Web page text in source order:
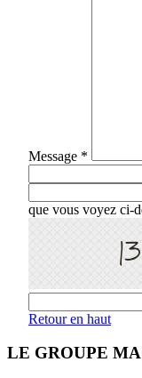
Message *
que vous voyez ci-
Retour en haut
LE GROUPE